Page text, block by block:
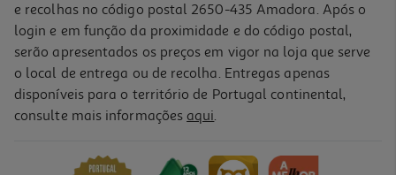
4.4
Auscultadores Bluetooth Jbl Tune 730 Preto
e recolhas no código postal 2650-435 Amadora. Após o
login e em função da proximidade e do código postal,
serão apresentados os preços em vigor na loja que serve
o local de entrega ou de recolha. Entregas apenas
disponíveis para o território de Portugal continental,
consulte mais informações aqui.